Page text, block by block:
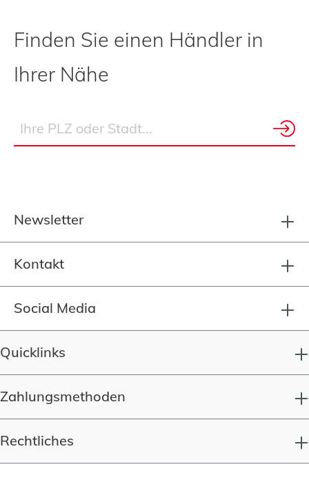
Finden Sie einen Händler in
Ihrer Nähe
Newsletter
Kontakt
Social Media
Quicklinks
Zahlungsmethoden
Rechtliches